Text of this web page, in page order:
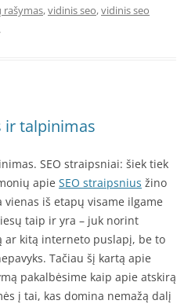
rašymas,vidinis seo,vidinis seo
.
ir talpinimas
SEO straipsniai: šiek tiek
apie SEO straipsnius žino
iš etapų visame ilgame
taip ir yra – juk norint
kitą interneto puslapį, be to
Tačiau šį kartą apie
pakalbėsime kaip apie atskirą
į tai, kas domina nemažą dalį